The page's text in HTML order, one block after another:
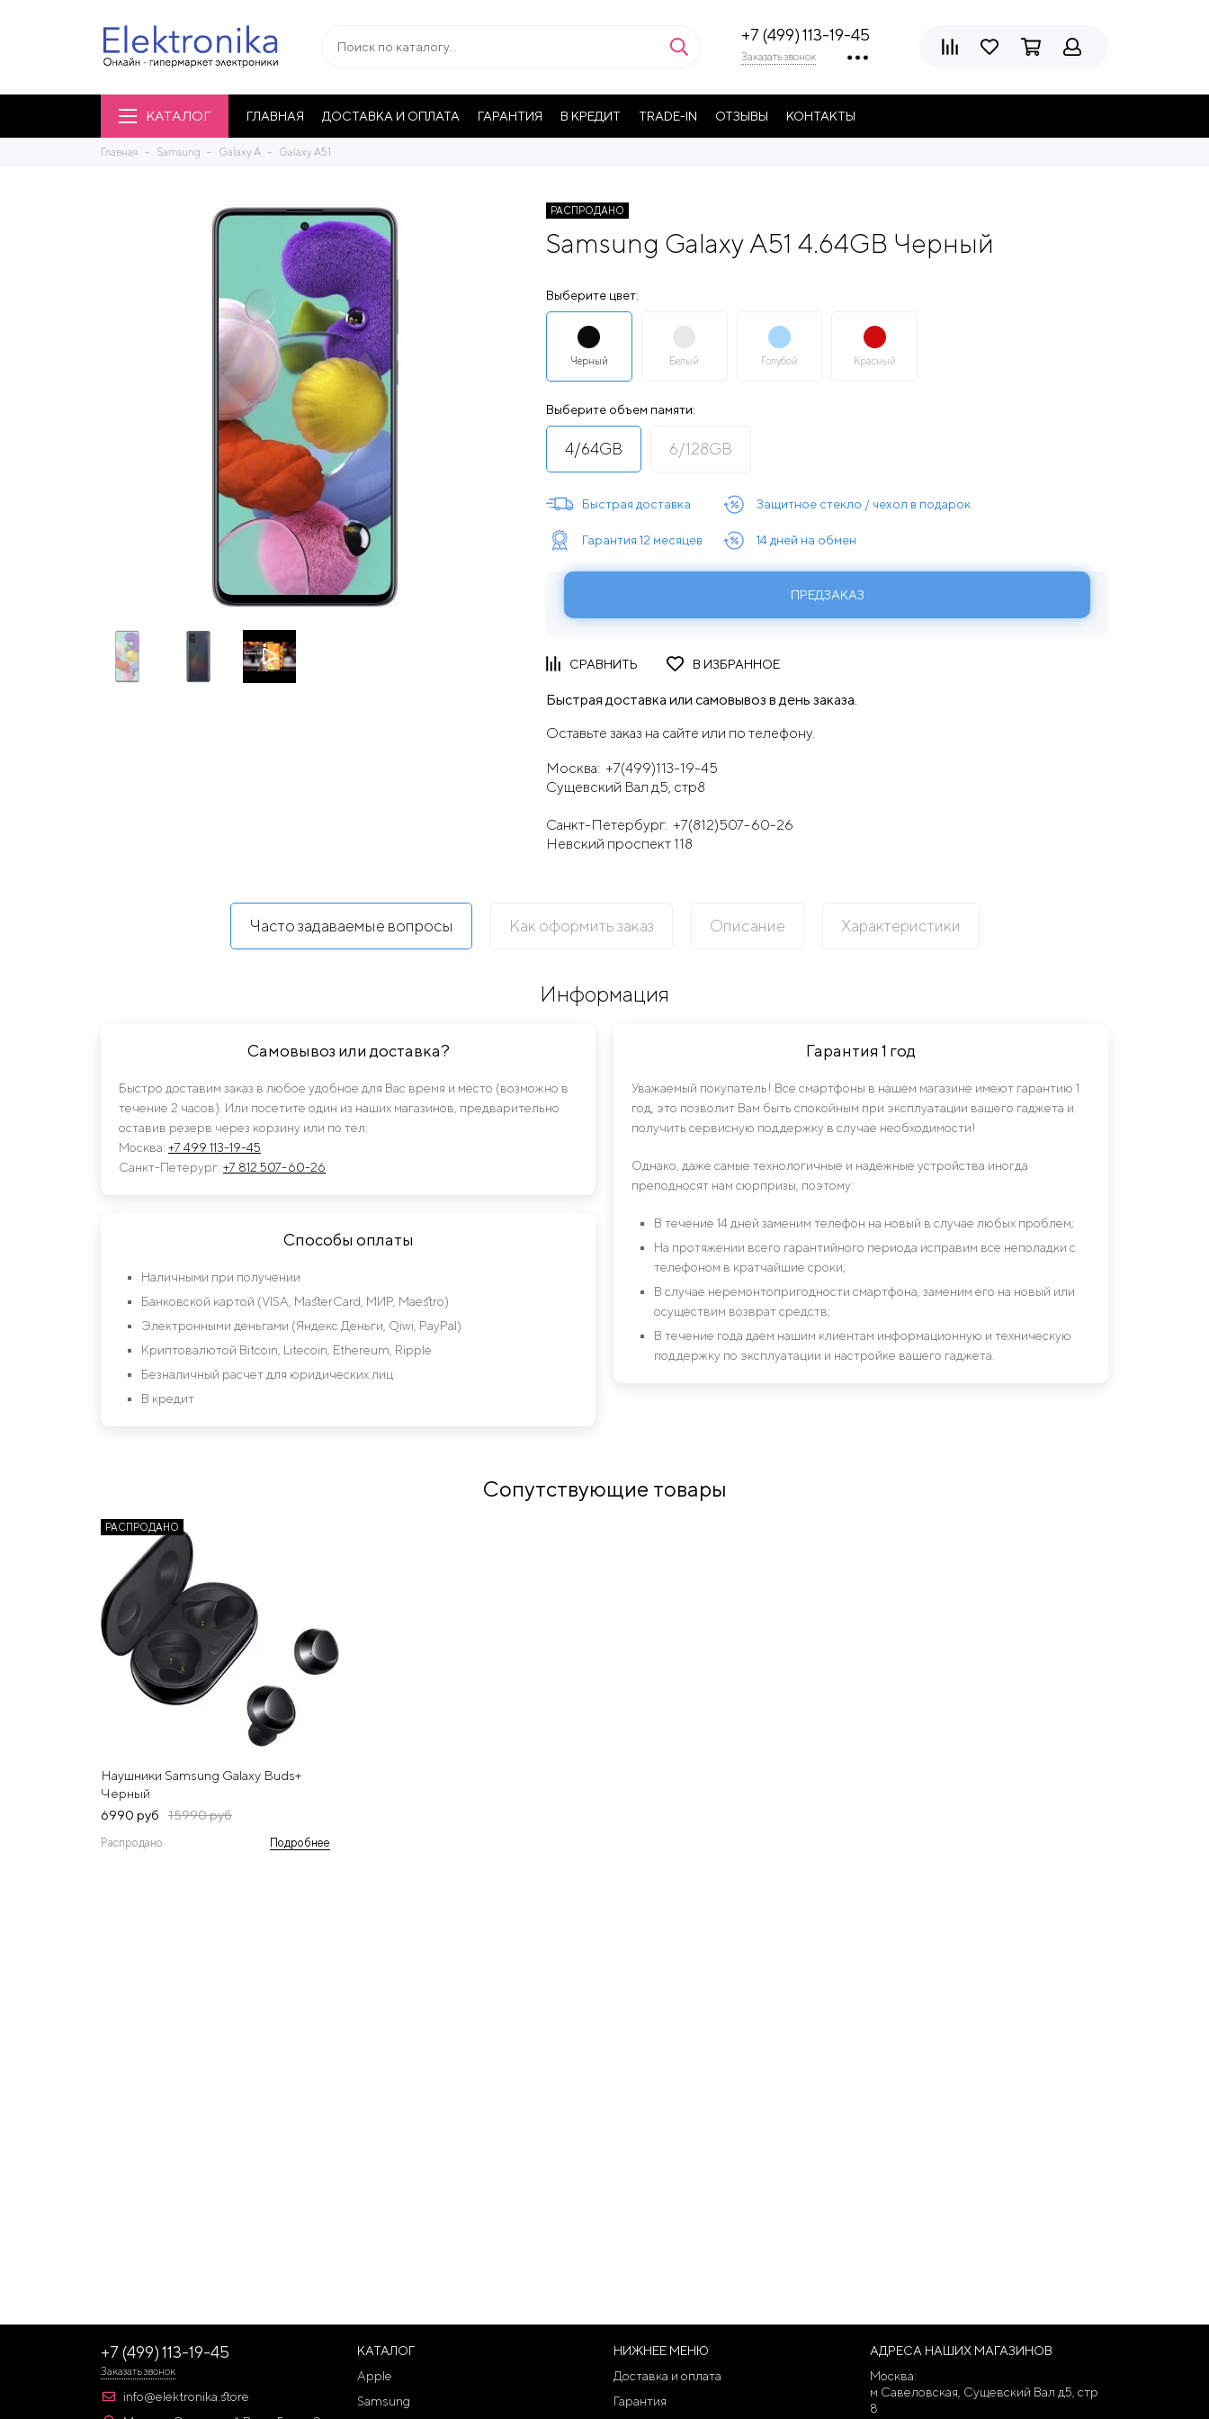
+7 (499) 113-19-45
Заказать звонок
КАТАЛОГ ГЛАВНАЯ ДОСТАВКА И ОПЛАТА ГАРАНТИЯ В КРЕДИТ TRADE-IN ОТЗЫВЫ КОНТАКТЫ
Главная Samsung Galaxy A Galaxy A51
РАСПРОДАНО
Samsung Galaxy A51 4.64GB Черный
Выберите цвет:
Черный Белый Голубой Красный
Выберите объем памяти:
4/64GB 6/128GB
Быстрая доставка
Гарантия 12 месяцев
Защитное стекло / чехол в подарок
14 дней на обмен
ПРЕДЗАКАЗ
Быстрая доставка или самовывоз в день заказа.
Оставьте заказ на сайте или по телефону.
Москва: +7(499)113-19-45
Сущевский Вал д5, стр8
Санкт-Петербург: +7(812)507-60-26
Невский проспект 118
Часто задаваемые вопросы Как оформить заказ Описание Характеристики
Информация
Самовывоз или доставка?
Быстро доставим заказ в любое удобное для Вас время и место (возможно в
течение 2 часов). Или посетите один из наших магазинов, предварительно
оставив резерв через корзину или по тел:
Москва: +7 499 113-19-45
Санкт-Петерург: +7 812 507-60-26
Способы оплаты
Наличными при получении
Банковской картой (VISA, MasterCard, МИР, Maestro)
Электронными деньгами (Яндекс Деньги, Qiwi, PayPal)
Криптовалютой Bitcoin, Litecoin, Ethereum, Ripple
Безналичный расчет для юридических лиц
В кредит
Гарантия 1 год
Уважаемый покупатель! Все смартфоны в нашем магазине имеют гарантию 1
год, это позволит Вам быть спокойным при эксплуатации вашего гаджета и
получить сервисную поддержку в случае необходимости!
Однако, даже самые технологичные и надежные устройства иногда
преподносят нам сюрпризы, поэтому:
В течение 14 дней заменим телефон на новый в случае любых проблем;
На протяжении всего гарантийного периода исправим все неполадки с
телефоном в кратчайшие сроки;
В случае неремонтопригодности смартфона, заменим его на новый или
осуществим возврат средств;
В течение года даем нашим клиентам информационную и техническую
поддержку по эксплуатации и настройке вашего гаджета.
Сопутствующие товары
РАСПРОДАНО
Наушники Samsung Galaxy Buds+
Черный
6990 руб
15990 руб
Распродано Подробнее
+7 (499) 113-19-45
Заказать звонок
info@elektronika.store
КАТАЛОГ
Apple
Samsung
НИЖНЕЕ МЕНЮ
Доставка и оплата
Гарантия
АДРЕСА НАШИХ МАГАЗИНОВ
Москва:
м Савеловская, Сущевский Вал д5, стр
8